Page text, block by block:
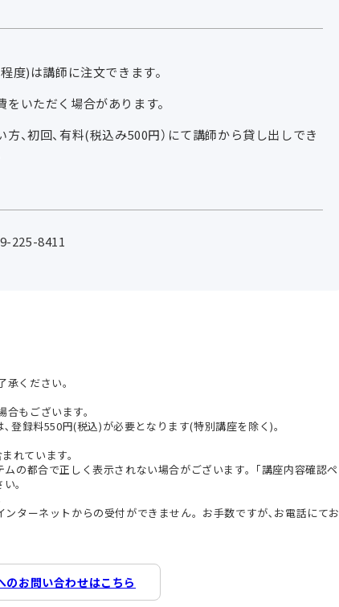
度)は講師に注文できます。
いただく場合があります。
、初回、有料(税込み500円）にて講師から貸し出しでき
225-8411
ください。
もございます。
録料550円(税込)が必要となります(特別講座を除く)。
れています。
の都合で正しく表示されない場合がございます。｢講座内容確認ペ
。
ターネットからの受付ができません。お手数ですが､お電話にてお
のお問い合わせはこちら